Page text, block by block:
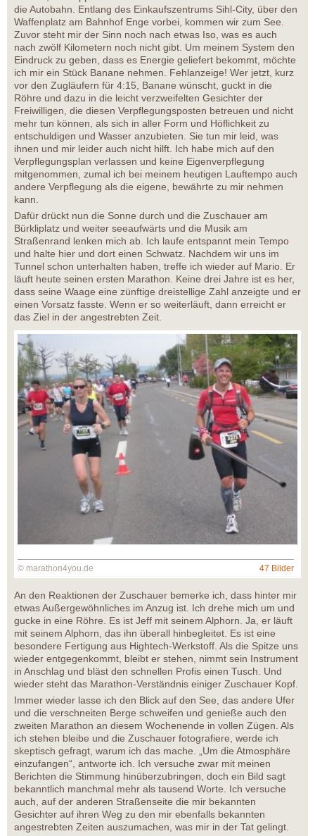
die Autobahn. Entlang des Einkaufszentrums Sihl-City, über den
Waffenplatz am Bahnhof Enge vorbei, kommen wir zum See.
Zuvor steht mir der Sinn noch nach etwas Iso, was es auch
nach zwölf Kilometern noch nicht gibt. Um meinem System den
Eindruck zu geben, dass es Energie geliefert bekommt, möchte
ich mir ein Stück Banane nehmen. Fehlanzeige! Wer jetzt, kurz
vor den Zugläufern für 4:15, Banane wünscht, guckt in die
Röhre und dazu in die leicht verzweifelten Gesichter der
Freiwilligen, die diesen Verpflegungsposten betreuen und nicht
mehr tun können, als sich in aller Form und Höflichkeit zu
entschuldigen und Wasser anzubieten. Sie tun mir leid, was
ihnen und mir leider auch nicht hilft. Ich habe mich auf den
Verpflegungsplan verlassen und keine Eigenverpflegung
mitgenommen, zumal ich bei meinem heutigen Lauftempo auch
andere Verpflegung als die eigene, bewährte zu mir nehmen
kann.
Dafür drückt nun die Sonne durch und die Zuschauer am
Bürkliplatz und weiter seeaufwärts und die Musik am
Straßenrand lenken mich ab. Ich laufe entspannt mein Tempo
und halte hier und dort einen Schwatz. Nachdem wir uns im
Tunnel schon unterhalten haben, treffe ich wieder auf Mario. Er
läuft heute seinen ersten Marathon. Keine drei Jahre ist es her,
dass seine Waage eine zünftige dreistellige Zahl anzeigte und er
einen Vorsatz fasste. Wenn er so weiterläuft, dann erreicht er
das Ziel in der angestrebten Zeit.
© marathon4you.de 47 Bilder
An den Reaktionen der Zuschauer bemerke ich, dass hinter mir
etwas Außergewöhnliches im Anzug ist. Ich drehe mich um und
gucke in eine Röhre. Es ist Jeff mit seinem Alphorn. Ja, er läuft
mit seinem Alphorn, das ihn überall hinbegleitet. Es ist eine
besondere Fertigung aus Hightech-Werkstoff. Als die Spitze uns
wieder entgegenkommt, bleibt er stehen, nimmt sein Instrument
in Anschlag und bläst den schnellen Profis einen Tusch. Und
wieder steht das Marathon-Verständnis einiger Zuschauer Kopf.
Immer wieder lasse ich den Blick auf den See, das andere Ufer
und die verschneiten Berge schweifen und genieße auch den
zweiten Marathon an diesem Wochenende in vollen Zügen. Als
ich stehen bleibe und die Zuschauer fotografiere, werde ich
skeptisch gefragt, warum ich das mache. „Um die Atmosphäre
einzufangen“, antworte ich. Ich versuche zwar mit meinen
Berichten die Stimmung hinüberzubringen, doch ein Bild sagt
bekanntlich manchmal mehr als tausend Worte. Ich versuche
auch, auf der anderen Straßenseite die mir bekannten
Gesichter auf ihren Weg zu den mir ebenfalls bekannten
angestrebten Zeiten auszumachen, was mir in der Tat gelingt.